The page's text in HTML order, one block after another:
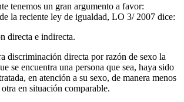
tenemos un gran argumento a favor:
la reciente ley de igualdad, LO 3/ 2007 dice:
directa e indirecta.
discriminación directa por razón de sexo la
se encuentra una persona que sea, haya sido
en atención a su sexo, de manera menos
en situación comparable.